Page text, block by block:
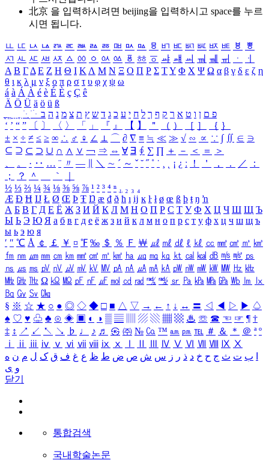
北京 을 입력하시려면 beijing을 입력하시고 space를 누르
시면 됩니다.
ㅥ ㅦ ㅧ ㅨ ㅩ ㅪ ㅫ ㅬ ㅭ ㅮ ㅯ ㅰ ㅱ ㅲ ㅳ ㅴ ㅵ ㅶ ㅷ ㅸ
ㅹ
ㅺ ㅻ ㅼ ㅽ ㅾ ㅿ ㆀ ㆁ ㆂ ㆃ ㆄ ㆅ ㆆ ㆇ ㆈ ㆉ ㆊ ㆋ ㆌ ㆍ
ㆎ
Α Β ΓΔ Ε Ζ Η Θ Ι ΚΛ Μ Ν Ξ Ο Π Ρ Σ ΤΥ Φ Χ Ψ Ω α β γ δ ε ζ η
θ ι κ λ μ ν ξ ο π ρ σ τ υ φ χ ψ ω
á à Á À é è É È ç Ç ê
Ä Ö Ü ä ö ü ß
ִֶֹ ֻּ ׁׂ פ ם ן ו ט א ר ק ף ך ל ח י ע כ ג ד ש ץ ת צ מ נ ה ב
‘ ’ “ ” 〔 〕 〈 〉 「 」 『 』 【 】 ＂ （ ） ［ ］ ｛ ｝
± × ÷ ≠ ≤ ≥ ∞ ∴ ♂ ♀ ∠ ⊥ ⌒ ∂ ∇ ≡ ≒ ≪ ≫ √ ∽ ∝ ∵ ∫ ∬ ∈ ∋
⊆ ⊇ ⊂ ⊃ ∪ ∩ ∧ ∨ ￢ ⇒ ⇔ ∀ ∃ ∮ ∑ ∏ ＋ － ＜ ＝
＞
、
。 · ‥ … ¨ 〃 ― ＼ ∼ ´ ～ ˇ ˘ ˝ ˚ ˙ ¸ ¡ ¿ ː ！ ＇ ， ． ／
：
；
？ ＾ ｀
½ ⅓ ⅔ ¼ ¾ ⅛ ⅜ ⅝ ⅞ ¹ ² ³ ⁴ ⁿ ₁ ₂ ₃ ₄
Æ Ð Ħ Ĳ Ł Ø Œ Þ Ŧ Ŋ æ đ ð ħ ı ĳ ĸ ŀ ł ø œ ß þ ŧ ŋ ŉ
А Б В Г Д Е Ё Ж З И Й К Л М Н О П Р С Т У Ф Х Ц Ч Ш Щ Ъ
Ы Ь Э Ю Я а б в г д е ё ж з и й к л м н о п р с т у ф х ц ч ш щ ъ
ы ь э ю я
′ ″ ℃ Å ￠ ￡ ￥ ¤ ℉ ‰ ＄ ％ Ｆ ￦ ㎕ ㎖ ㎗ ℓ ㎘ ㏄ ㎣ ㎤ ㎥ ㎦
㎙ ㎚ ㎛ ㎜ ㎝ ㎞ ㎟ ㎠ ㎡ ㎢ ㏊ ㎍ ㎎ ㎏ ㏏ ㎈ ㎉ ㏈ ㎧ ㎨ ㎰
㎱ ㎲ ㎳ ㎴ ㎵ ㎶ ㎷ ㎸ ㎹ ㎀ ㎁ ㎂ ㎃ ㎄ ㎺ ㎻ ㎽ ㎾ ㎿ ㎐ ㎑
㎒ ㎓ ㎔ Ω ㏀ ㏁ ㎊ ㎋ ㎌ ㏖ ㏅ ㎭ ㎮ ㎯ ㏛ ㎩ ㎪ ㎫ ㎬ ㏝ ㏐
㏓
㏃ ㏉ ㏜ ㏆
§ ※ ☆ ★ ○ ● ◎ ◇ ◆ □ ■ △ ▽ → ← ↑ ↓ ↔ 〓 ◁ ◀ ▷ ▶ ♤
♠ ♡ ♥ ♧ ♣ ⊙ ◈ ▣ ◐ ◑ ▒ ▤ ▨ ▧ ▦ ▩ ♨ ☏ ☎ ☜ ☞ ¶ †
‡ ↕ ↗ ↙ ↖ ↘ ♭ ♩ ♪ ♬ ㉿ ㈜ № ㏇ ™ ㏂ ㏘ ℡ ＃ ＆ ＊ ＠ ª º
ⅰ
ⅱ ⅲ ⅳ ⅴ ⅵ ⅶ ⅷ ⅸ ⅹ Ⅳ Ⅴ Ⅵ Ⅶ Ⅷ Ⅸ Ⅹ
ب ت ث ج ح خ د ذ ر ز س ش ص ض ط ظ ع غ ف ق ک ل م ن ه
و ی
닫기
통합검색
국내학술논문